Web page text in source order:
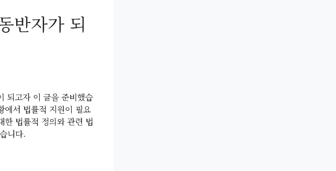
반자가 되
되고자 이 글을 준비했습
에서 법률적 지원이 필요
법률적 정의와 관련 법
니다.